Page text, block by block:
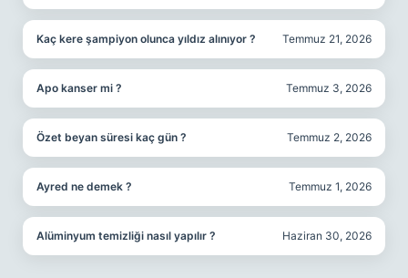
Kaç kere şampiyon olunca yıldız alınıyor ? Temmuz 21, 2026
Apo kanser mi ? Temmuz 3, 2026
Özet beyan süresi kaç gün ? Temmuz 2, 2026
Ayred ne demek ? Temmuz 1, 2026
Alüminyum temizliği nasıl yapılır ? Haziran 30, 2026